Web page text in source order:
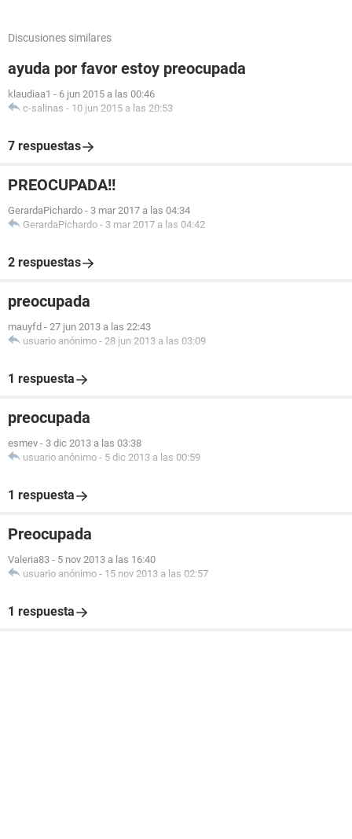
Discusiones similares
ayuda por favor estoy preocupada
klaudiaa1 - 6 jun 2015 a las 00:46
c-salinas - 10 jun 2015 a las 20:53
7 respuestas
PREOCUPADA!!
GerardaPichardo - 3 mar 2017 a las 04:34
GerardaPichardo - 3 mar 2017 a las 04:42
2 respuestas
preocupada
mauyfd - 27 jun 2013 a las 22:43
usuario anónimo - 28 jun 2013 a las 03:09
1 respuesta
preocupada
esmev - 3 dic 2013 a las 03:38
usuario anónimo - 5 dic 2013 a las 00:59
1 respuesta
Preocupada
Valeria83 - 5 nov 2013 a las 16:40
usuario anónimo - 15 nov 2013 a las 02:57
1 respuesta